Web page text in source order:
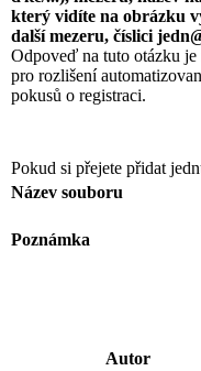
který vidíte na obrázku
další mezeru, číslici
Odpoveď na tuto otázku je
pro rozlišení
pokusů o registraci.
Pokud si přejete přidat
Název souboru
Poznámka
Autor